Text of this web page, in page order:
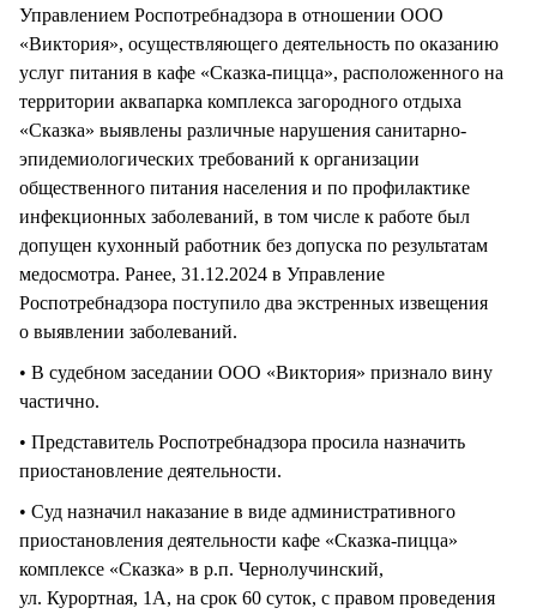
Управлением Роспотребнадзора в отношении ООО
«Виктория», осуществляющего деятельность по оказанию
услуг питания в кафе «Сказка-пицца», расположенного на
территории аквапарка комплекса загородного отдыха
«Сказка» выявлены различные нарушения санитарно-
эпидемиологических требований к организации
общественного питания населения и по профилактике
инфекционных заболеваний, в том числе к работе был
допущен кухонный работник без допуска по результатам
медосмотра. Ранее, 31.12.2024 в Управление
Роспотребнадзора поступило два экстренных извещения
о выявлении заболеваний.
• В судебном заседании ООО «Виктория» признало вину
частично.
• Представитель Роспотребнадзора просила назначить
приостановление деятельности.
• Суд назначил наказание в виде административного
приостановления деятельности кафе «Сказка-пицца»
комплексе «Сказка» в р.п. Чернолучинский,
ул. Курортная, 1А, на срок 60 суток, с правом проведения